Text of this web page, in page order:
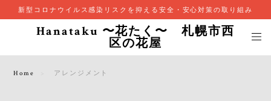
新型コロナウイルス感染リスクを抑える安全・安心対策の取り組み
Hanataku 〜花たく〜 札幌市西
区の花屋
Home アレンジメント